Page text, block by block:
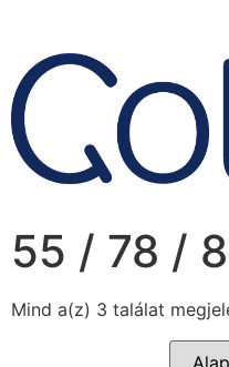
55 / 78 /
Mind a(z) 3 találat